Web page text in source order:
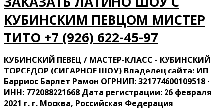
КУБИНСКИМ ПЕВЦОМ МИСТЕР
ТИТО ‍+7 (926) 622-45-97
КУБИНСКИЙ ПЕВЕЦ / МАСТЕР-КЛАСС - КУБИНСКИЙ
ТОРСЕДОР (СИГАРНОЕ ШОУ) Владелец сайта: ИП
Барриос Барлет Рамон ОГРНИП: 321774600109518 ·
ИНН: 772088221668 Дата регистрации: 26 февраля
2021 г. г. Москва, Российская Федерация